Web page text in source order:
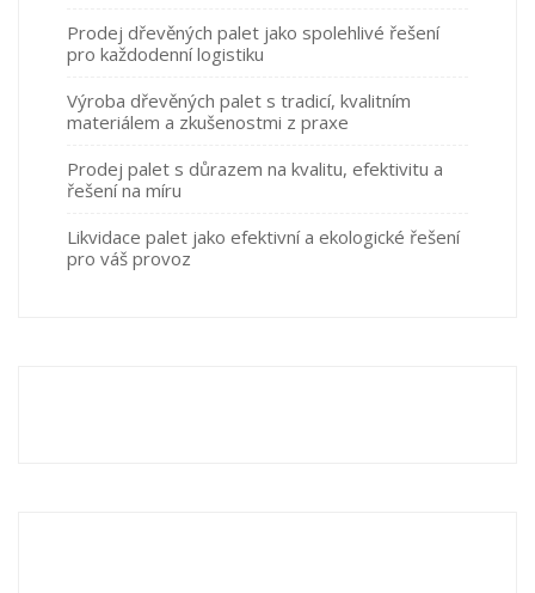
Prodej dřevěných palet jako spolehlivé řešení
pro každodenní logistiku
Výroba dřevěných palet s tradicí, kvalitním
materiálem a zkušenostmi z praxe
Prodej palet s důrazem na kvalitu, efektivitu a
řešení na míru
Likvidace palet jako efektivní a ekologické řešení
pro váš provoz